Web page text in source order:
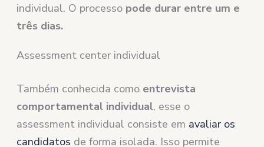
individual. O processo pode durar entre um e
três dias.
Assessment center individual
Também conhecida como entrevista
comportamental individual, esse o
assessment individual consiste em avaliar os
candidatos de forma isolada. Isso permite